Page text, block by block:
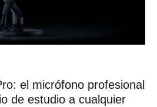
el micrófono profesional
de estudio a cualquier